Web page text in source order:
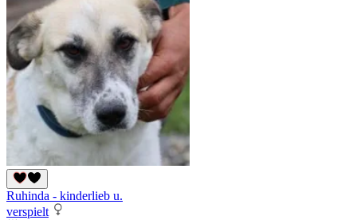
Ruhinda - kinderlieb u.
verspielt